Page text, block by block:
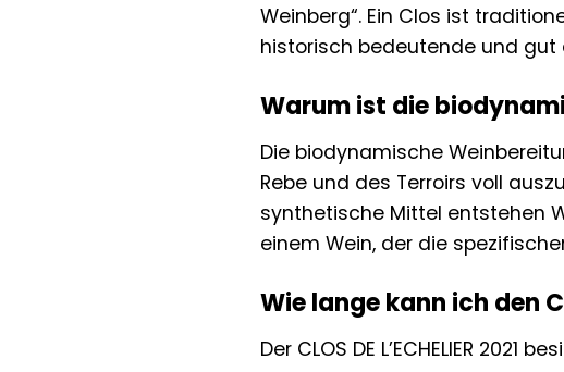
Weinberg“. Ein Clos ist
historisch bedeutende und gut
Warum ist die
Die biodynamische
Rebe und des Terroirs voll
synthetische Mittel entstehen
einem Wein, der die
Wie lange kann ich den
Der CLOS DE L’ECHELIER